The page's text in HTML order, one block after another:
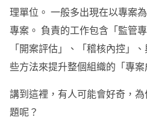
理單位。 一般多出現在以專案
專案。 負責的工作包含「監管
「開案評估」、「稽核內控」
些方法來提升整個組織的「專
講到這裡，有人可能會好奇，
題呢？